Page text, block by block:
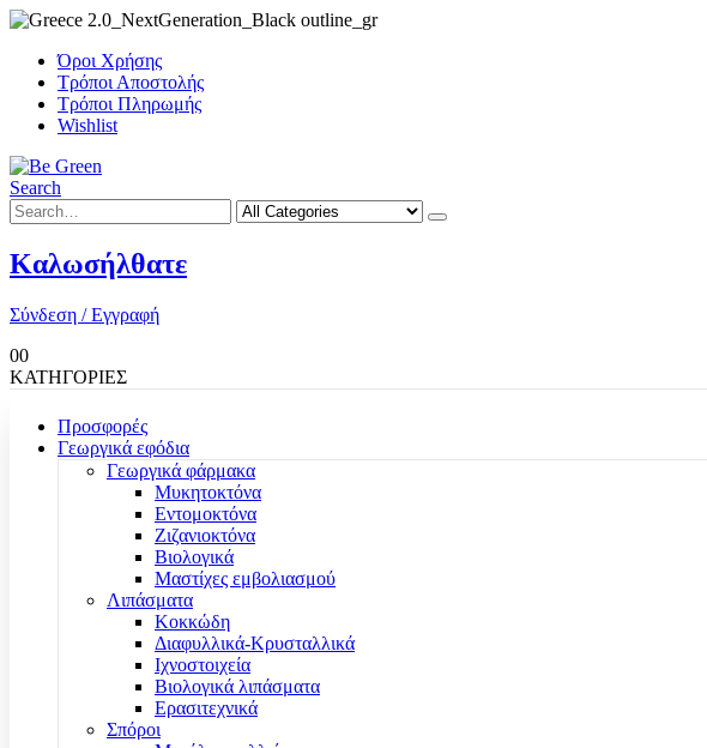
Όροι Χρήσης
Τρόποι Αποστολής
Τρόποι Πληρωμής
Wishlist
Search
Καλωσήλθατε
Σύνδεση / Εγγραφή
00
ΚΑΤΗΓΟΡΙΕΣ
Προσφορές
Γεωργικά εφόδια
Γεωργικά φάρμακα
Μυκητοκτόνα
Εντομοκτόνα
Ζιζανιοκτόνα
Βιολογικά
Μαστίχες εμβολιασμού
Λιπάσματα
Κοκκώδη
Διαφυλλικά-Κρυσταλλικά
Ιχνοστοιχεία
Βιολογικά λιπάσματα
Ερασιτεχνικά
Σπόροι